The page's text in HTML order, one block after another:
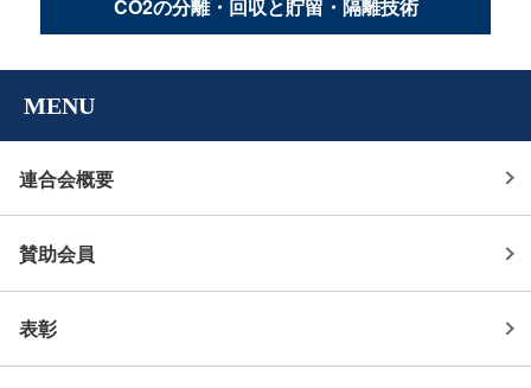
CO2の分離・回収と貯留・隔離技術
MENU
連合会概要
賛助会員
表彰